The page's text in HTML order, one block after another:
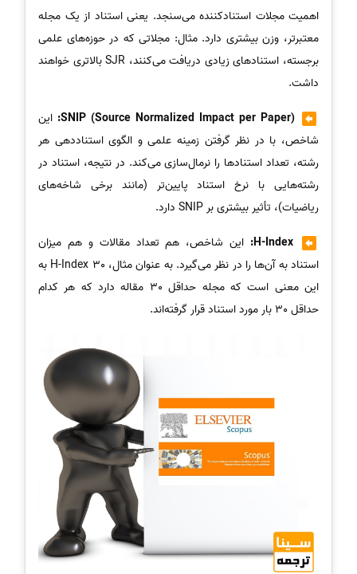
اهمیت مجلات استنادکننده می‌سنجد. یعنی استناد از یک مجله
معتبرتر، وزن بیشتری دارد. مثال: مجلاتی که در حوزه‌های علمی
برجسته، استنادهای زیادی دریافت می‌کنند، SJR بالاتری خواهند
داشت.
SNIP (Source Normalized Impact per Paper): این
شاخص، با در نظر گرفتن زمینه علمی و الگوی استناددهی هر
رشته، تعداد استنادها را نرمال‌سازی می‌کند. در نتیجه، استناد در
رشته‌هایی با نرخ استناد پایین‌تر (مانند برخی شاخه‌های
ریاضیات)، تأثیر بیشتری بر SNIP دارد.
H-Index: این شاخص، هم تعداد مقالات و هم میزان
استناد به آن‌ها را در نظر می‌گیرد. به عنوان مثال، H-Index 30 به
این معنی است که مجله حداقل 30 مقاله دارد که هر کدام
حداقل 30 بار مورد استناد قرار گرفته‌اند.